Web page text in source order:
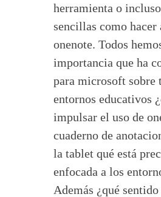
herramienta o
sencillas como hacer
onenote. Todos
importancia que ha
para microsoft sobre
entornos educativos
impulsar el uso de
cuaderno de
la tablet qué está
enfocada a los
Además ¿qué